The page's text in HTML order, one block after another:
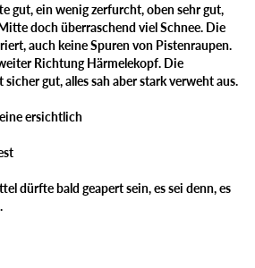
gut, ein wenig zerfurcht, oben sehr gut,
doch überraschend viel Schnee. Die
auch keine Spuren von Pistenraupen.
Richtung Härmelekopf. Die
gut, alles sah aber stark verweht aus.
ersichtlich
dürfte bald geapert sein, es sei denn, es